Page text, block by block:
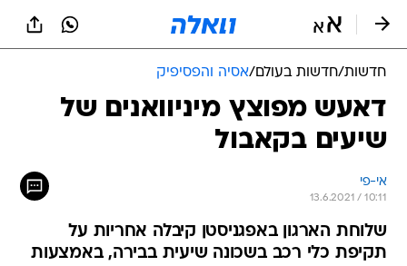
חדשות/חדשות בעולם/אסיה והפסיפיק
דאעש מפוצץ מיניוואנים של
שיעים בקאבול
אי-פי
13.6.2021 / 10:11
שלוחת הארגון באפגניסטן קיבלה אחריות על
תקיפת כלי רכב בשכונה שיעית בבירה, באמצעות